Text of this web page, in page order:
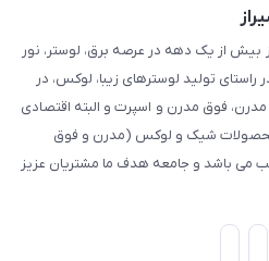
بیش از یک دهه در عرصه برق، لوستر، نور
راستای تولید لوسترهای زیبا، لوکس، در
فوق مدرن و اسپرت و البته اقتصادی
شیک و لوکس (مدرن و فوق
می باشد و جامعه هدف ما مشتریان عزیز